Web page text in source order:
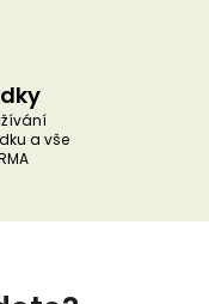
a vše